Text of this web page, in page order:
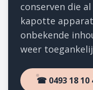
conserven die
kapotte
onbekende
weer
☎ 0493 18 10